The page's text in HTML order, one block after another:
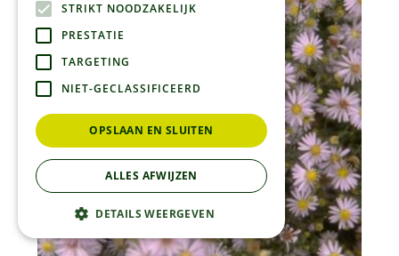
STRIKT NOODZAKELIJK
PRESTATIE
TARGETING
NIET-GECLASSIFICEERD
OPSLAAN EN SLUITEN
ALLES AFWIJZEN
DETAILS WEERGEVEN